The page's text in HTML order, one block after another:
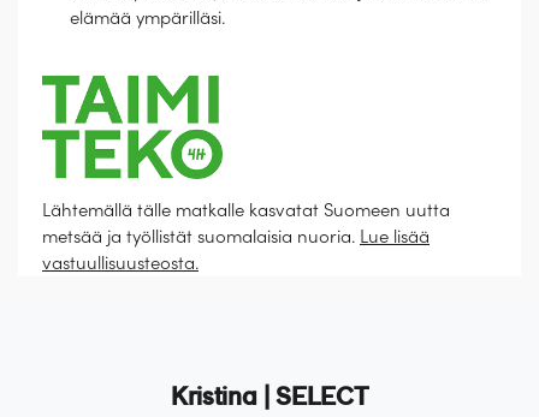
elämää ympärilläsi.
Lähtemällä tälle matkalle kasvatat Suomeen uutta
metsää ja työllistät suomalaisia nuoria. Lue lisää
vastuullisuusteosta.
Kristina | SELECT